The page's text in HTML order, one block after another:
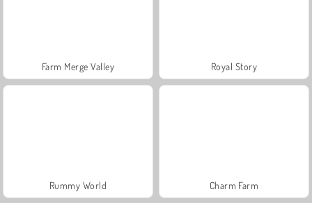
Farm Merge Valley Royal Story
Rummy World Charm Farm